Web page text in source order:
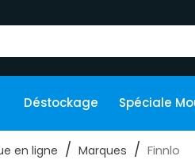
Déstockage Spéciale
en ligne Marques Finnlo